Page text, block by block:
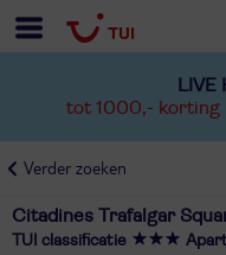
LIVE
tot 1000,- korting
Verder zoeken
Citadines Trafalgar
TUI classificatie